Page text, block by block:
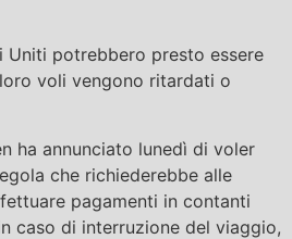
Uniti potrebbero presto essere
voli vengono ritardati o
ha annunciato lunedì di voler
che richiederebbe alle
pagamenti in contanti
caso di interruzione del viaggio,